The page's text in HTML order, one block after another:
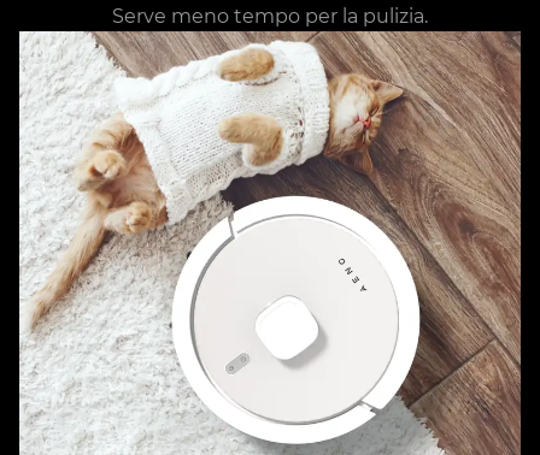
Serve meno tempo per la pulizia.